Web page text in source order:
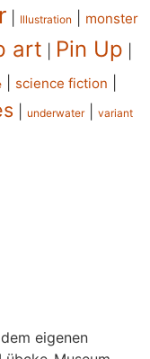
Illustration monster
art Pin Up
science fiction
underwater| variant
eigenen